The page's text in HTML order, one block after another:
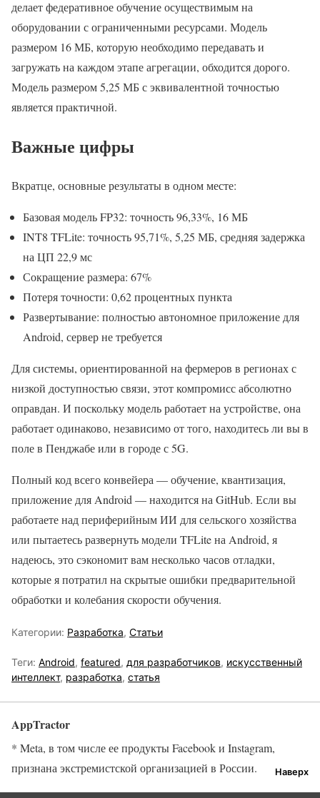
делает федеративное обучение осуществимым на
оборудовании с ограниченными ресурсами. Модель
размером 16 МБ, которую необходимо передавать и
загружать на каждом этапе агрегации, обходится дорого.
Модель размером 5,25 МБ с эквивалентной точностью
является практичной.
Важные цифры
Вкратце, основные результаты в одном месте:
Базовая модель FP32: точность 96,33%, 16 МБ
INT8 TFLite: точность 95,71%, 5,25 МБ, средняя задержка
на ЦП 22,9 мс
Сокращение размера: 67%
Потеря точности: 0,62 процентных пункта
Развертывание: полностью автономное приложение для
Android, сервер не требуется
Для системы, ориентированной на фермеров в регионах с
низкой доступностью связи, этот компромисс абсолютно
оправдан. И поскольку модель работает на устройстве, она
работает одинаково, независимо от того, находитесь ли вы в
поле в Пенджабе или в городе с 5G.
Полный код всего конвейера — обучение, квантизация,
приложение для Android — находится на GitHub. Если вы
работаете над периферийным ИИ для сельского хозяйства
или пытаетесь развернуть модели TFLite на Android, я
надеюсь, это сэкономит вам несколько часов отладки,
которые я потратил на скрытые ошибки предварительной
обработки и колебания скорости обучения.
Категории: Разработка, Статьи
Теги: Android, featured, для разработчиков, искусственный
интеллект, разработка, статья
AppTractor
Наверх
* Meta, в том числе ее продукты Facebook и Instagram,
признана экстремистской организацией в России.